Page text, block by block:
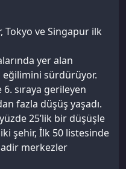
Tokyo ve Singapur ilk
yer alan
eğilimini sürdürüyor.
sıraya gerileyen
fazla düşüş yaşadı.
25’lik bir düşüşle
şehir, İlk 50 listesinde
merkezler